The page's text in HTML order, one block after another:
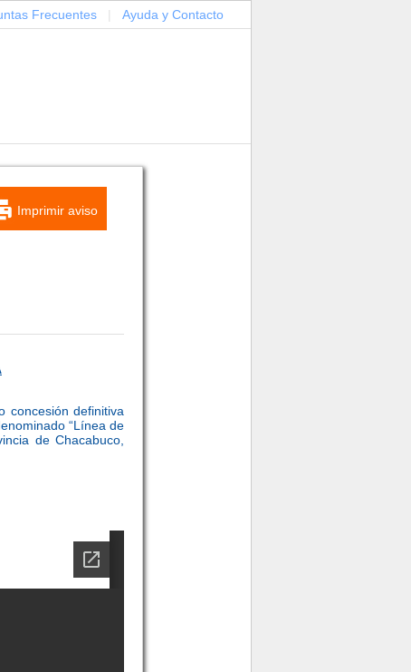
Frecuentes Ayuda y Contacto
Imprimir aviso
concesión definitiva
“Línea de
de Chacabuco,